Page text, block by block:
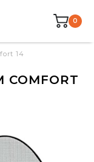
0
14
COMFORT